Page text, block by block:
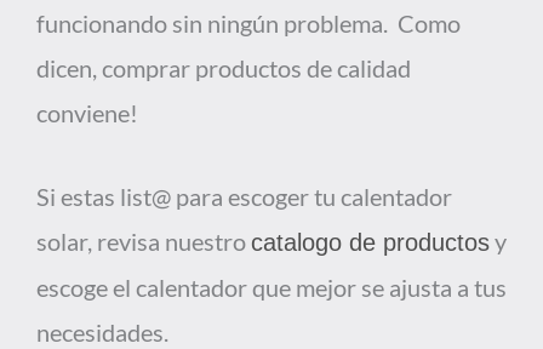
funcionando sin ningún problema. Como
dicen, comprar productos de calidad
conviene!
Si estas list@ para escoger tu calentador
solar, revisa nuestro catalogo de productosy
escoge el calentador que mejor se ajusta a tus
necesidades.